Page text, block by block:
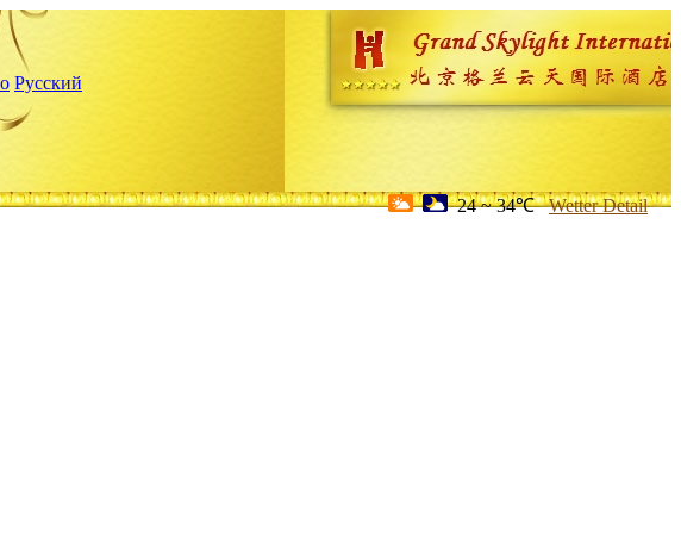
Русский
24 ~ 34℃ Wetter Detail